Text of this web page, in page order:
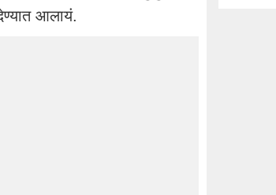
आलायं.